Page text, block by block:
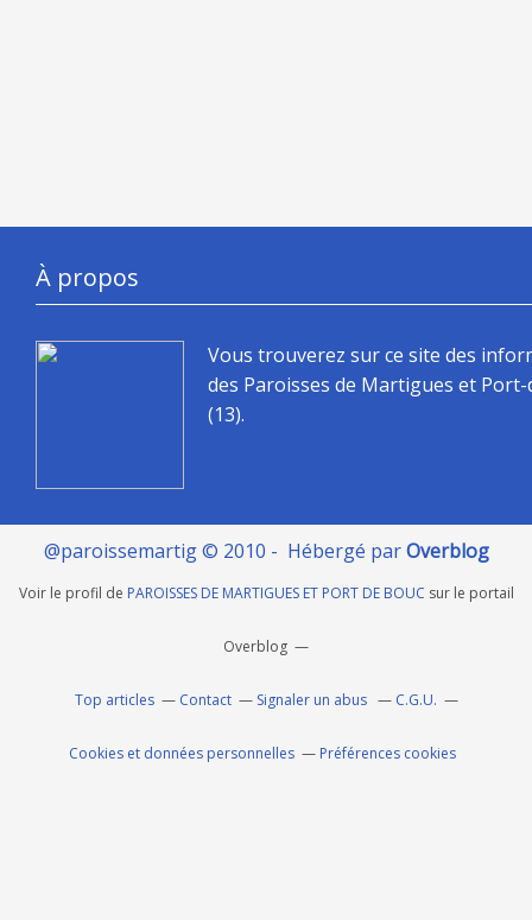
À propos
Vous trouverez sur ce site des
des Paroisses de Martigues et
(13).
@paroissemartig © 2010 - Hébergé parOverblog
Voir le profil de PAROISSES DE MARTIGUES ET PORT DE BOUC sur le portail
Overblog
Top articles Contact Signaler un abus C.G.U.
Cookies et données personnelles Préférences cookies